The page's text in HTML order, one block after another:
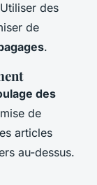
des
de
.
des
de
articles
au-dessus.